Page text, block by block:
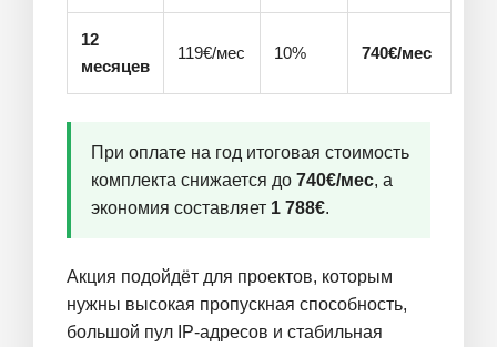
12
месяцев
119€/мес 10% 740€/мес
При оплате на год итоговая стоимость
комплекта снижается до 740€/мес, а
экономия составляет 1 788€.
Акция подойдёт для проектов, которым
нужны высокая пропускная способность,
большой пул IP-адресов и стабильная